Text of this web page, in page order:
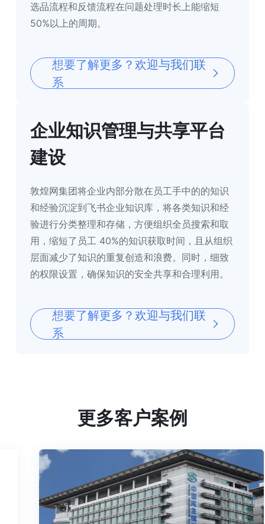
选品流程和反馈流程在问题处理时长上能缩短
50%以上的周期。
想要了解更多？欢迎与我们联
系
企业知识管理与共享平台
建设
敦煌网集团将企业内部分散在员工手中的的知识
和经验沉淀到飞书企业知识库，将各类知识和经
验进行分类整理和存储，方便组织全员搜索和取
用，缩短了员工 40%的知识获取时间，且从组织
层面减少了知识的重复创造和浪费。同时，细致
的权限设置，确保知识的安全共享和合理利用。
想要了解更多？欢迎与我们联
系
更多客户案例